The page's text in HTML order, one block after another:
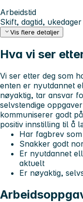
Arbeidstid
Skift, dagtid, ukedager
Vis flere detaljer
Hva vi ser
Vi ser etter deg som
enten er nyutdannet
nøyaktig, tar ansvar
selvstendige
kommuniserer godt
positiv innstilling til å
Har fagbrev
Snakker godt
Er nyutdannet
aktuelt
Er nøyaktig,